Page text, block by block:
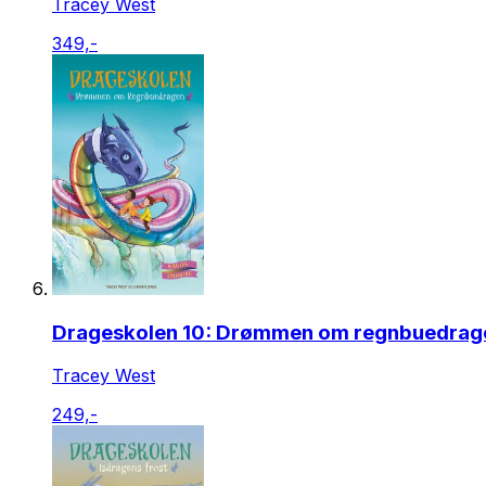
349,-
Drageskolen 10: Drømmen om
Tracey West
249,-